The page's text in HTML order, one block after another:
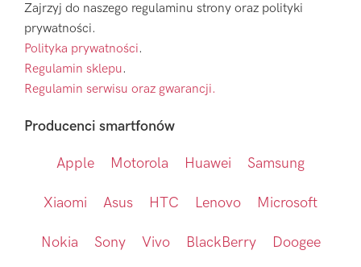
Zajrzyj do naszego regulaminu strony oraz polityki
prywatności.
Polityka prywatności.
Regulamin sklepu.
Regulamin serwisu oraz gwarancji.
Producenci smartfonów
Apple Motorola Huawei Samsung
Xiaomi Asus HTC Lenovo Microsoft
Nokia Sony Vivo BlackBerry Doogee